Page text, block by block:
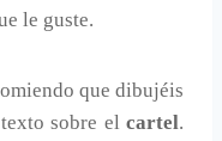
le guste.
que dibujéis
sobre el cartel.